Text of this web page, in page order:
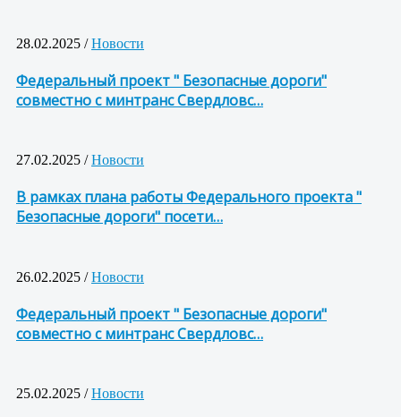
28.02.2025 /Новости
Федеральный проект " Безопасные дороги"
совместно с минтранс Свердловс…
27.02.2025 /Новости
В рамках плана работы Федерального проекта "
Безопасные дороги" посети…
26.02.2025 /Новости
Федеральный проект " Безопасные дороги"
совместно с минтранс Свердловс…
25.02.2025 /Новости